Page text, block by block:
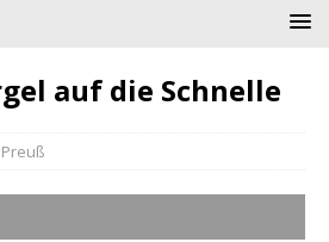
auf die Schnelle